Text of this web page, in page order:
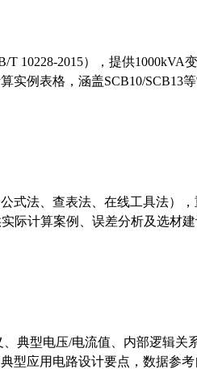
10228-2015），提供1000kVA
实例表格，涵盖SCB10/SCB13
式法、查表法、在线工具法）
际计算案例、误差分析及选材
典型电压/电流值、内部逻辑关
型应用电路设计要点，数据参